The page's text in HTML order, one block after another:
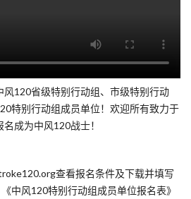
120省级特别行动组、市级特别行动
特别行动组成员单位！欢迎所有致力于
成为中风120战士！
查看报名条件及下载并填写
中风120特别行动组成员单位报名表》